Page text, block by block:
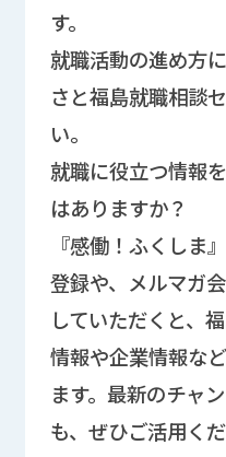
す。
就職活動の進め方
さと福島就職相談
い。
就職に役立つ情報
はありますか？
『感働！ふくしま
登録や、メルマガ
していただくと、
情報や企業情報な
ます。最新のチャ
も、ぜひご活用くだ